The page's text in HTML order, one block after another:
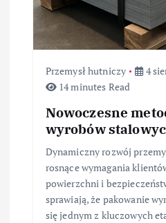
s
Przemysł hutniczy
4
14 minutes Read
Nowoczesne
wyrobów
Dynamiczny rozwój
rosnące wymagania
powierzchni i
sprawiają, że pakowanie
się jednym z kluczowych